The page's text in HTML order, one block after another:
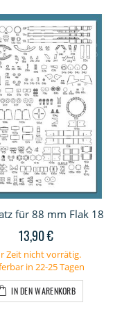
für 88 mm Flak 18
13,90 €
Zeit nicht vorrätig.
in 22-25 Tagen
IN DEN WARENKORB